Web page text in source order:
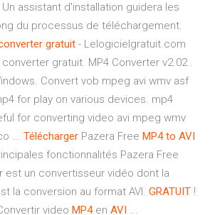
assistant d'installation guidera les
du processus de téléchargement.
gratuit - Lelogicielgratuit.com
gratuit. MP4 Converter v2.02 .
Convert vob mpeg avi wmv asf
for play on various devices. mp4
for converting video avi mpeg wmv
... Télécharger Pazera Free MP4 to AVI
fonctionnalités Pazera Free
est un convertisseur vidéo dont la
la conversion au format AVI. GRATUIT !
video MP4en AVI ...